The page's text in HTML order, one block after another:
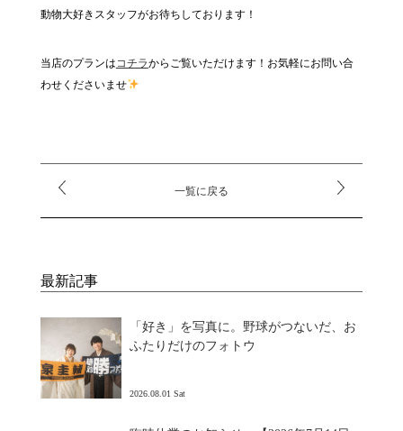
動物大好きスタッフがお待ちしております！
当店のプランは コチラからご覧いただけます！お気軽にお問い合
わせくださいませ
一覧に戻る
最新記事
「好き」を写真に。野球がつないだ、お
ふたりだけのフォトウ
2026.08.01 Sat